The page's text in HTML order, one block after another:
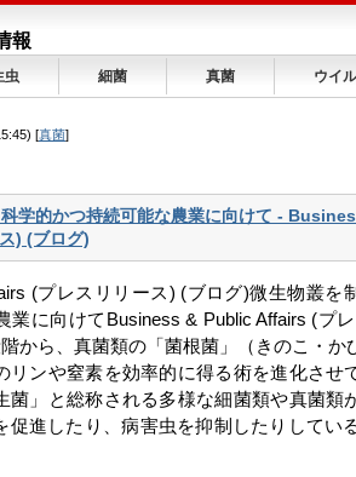
報
虫 細菌 真菌 ウイ
[真菌]
学的かつ持続可能な農業に向けて -
) (ブログ)
(プレスリリース) (ブログ)微生物叢を
業に向けてBusiness & Public Affairs (プ
から、真菌類の「菌根菌」（きのこ・か
リンや窒素を効率的に得る術を進化させ
菌」と総称される多様な細菌類や真菌類
促進したり、病害⾍を抑制したりしてい